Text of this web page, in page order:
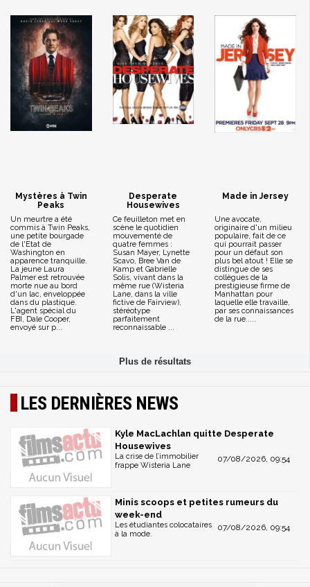
Mystères à Twin
Peaks
Un meurtre a été
commis à Twin Peaks,
une petite bourgade
de l'Etat de
Washington en
apparence tranquille.
La jeune Laura
Palmer est retrouvée
morte nue au bord
d'un lac, enveloppée
dans du plastique.
L'agent spécial du
FBI, Dale Cooper,
envoyé sur p...
Desperate
Housewives
Ce feuilleton met en
scène le quotidien
mouvementé de
quatre femmes :
Susan Mayer, Lynette
Scavo, Bree Van de
Kamp et Gabrielle
Solis, vivant dans la
même rue (Wisteria
Lane, dans la ville
fictive de Fairview),
stéréotype
parfaitement
reconnaissable ...
Made in Jersey
Une avocate,
originaire d'un milieu
populaire, fait de ce
qui pourrait passer
pour un défaut son
plus bel atout ! Elle se
distingue de ses
collègues de la
prestigieuse firme de
Manhattan pour
laquelle elle travaille,
par ses connaissances
de la rue.....
LES DERNIÈRES NEWS
Kyle MacLachlan quitte Desperate
Housewives
07/08/2026, 09:54
La crise de l’immobilier
frappe Wisteria Lane
Minis scoops et petites rumeurs du
week-end
07/08/2026, 09:54
Les étudiantes colocataires
à la mode.